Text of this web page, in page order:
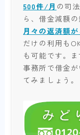
500件/月 の司
ら、借金減額
月々の返済額
だけの利用も
も可能です。
事務所で借金
てみましょう。